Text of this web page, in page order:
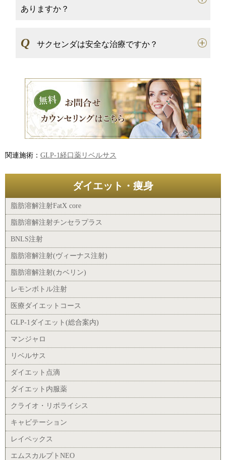
ありますか？
Q サクセンダは安全な治療ですか？
関連施術： GLP-1経口薬リベルサス
ダイエット・痩身
脂肪溶解注射FatX core
脂肪溶解注射チンセラプラス
BNLS注射
脂肪溶解注射(ヴィーナス注射)
脂肪溶解注射(カベリン)
レモンボトル注射
医療ダイエットコース
GLP-1ダイエット(総合案内)
マンジャロ
リベルサス
ダイエット点滴
ダイエット内服薬
クライオ・リポライシス
キャビテーション
レイペックス
エムスカルプトNEO